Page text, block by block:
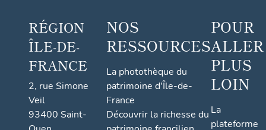
RÉGION
ÎLE-DE-
FRANCE
2, rue Simone
Veil
93400 Saint-
NOS
RESSOURCES
La photothèque du
patrimoine d'Île-de-
France
Découvrir la richesse du
POUR
ALLER
PLUS
LOIN
La
plateforme